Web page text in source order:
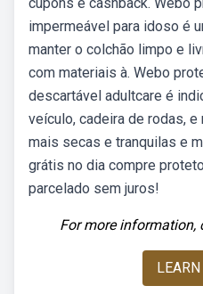
impermeável para idoso é
manter o colchão limpo e
com materiais à. Webo
descartável adultcare é
veículo, cadeira de rodas,
mais secas e tranquilas e
grátis no dia compre
parcelado sem juros!
For more information,